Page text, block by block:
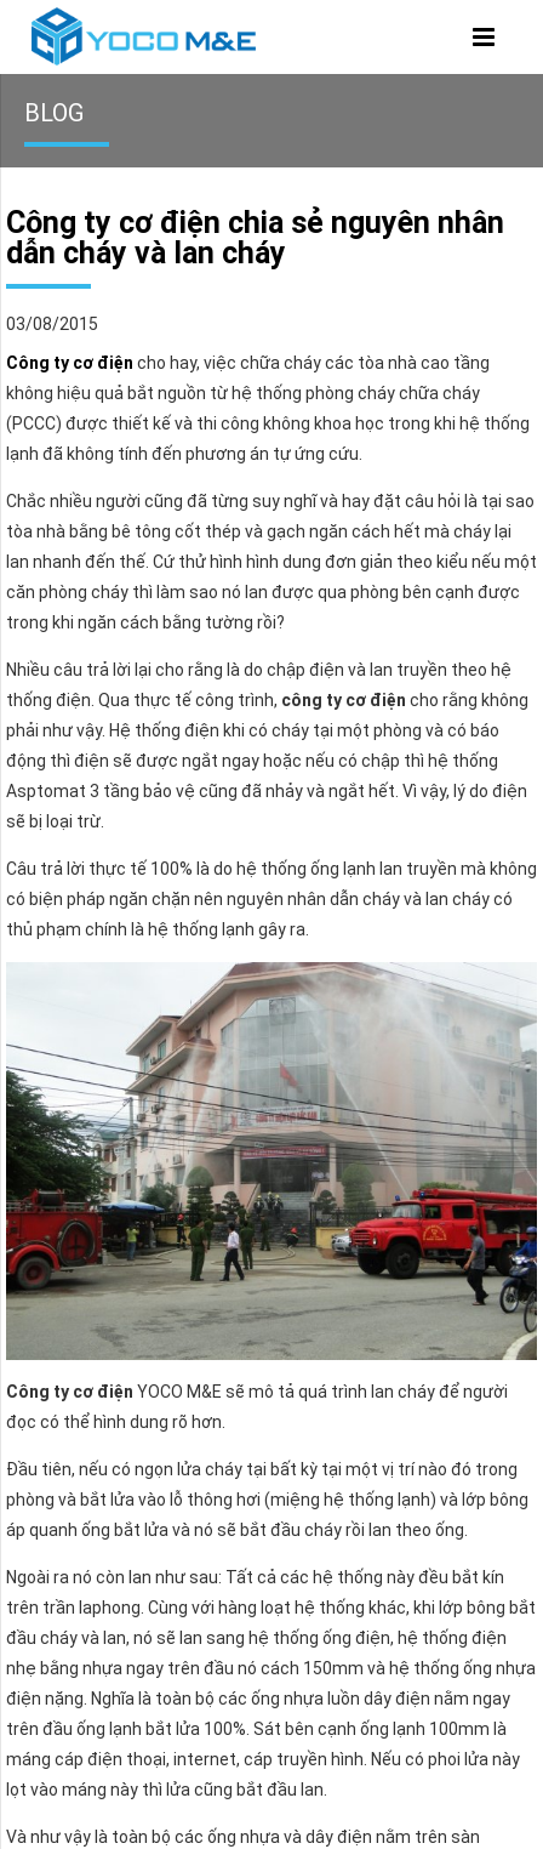
BLOG
Công ty cơ điện chia sẻ nguyên nhân
dẫn cháy và lan cháy
03/08/2015
Công ty cơ điện cho hay, việc chữa cháy các tòa nhà cao tầng
không hiệu quả bắt nguồn từ hệ thống phòng cháy chữa cháy
(PCCC) được thiết kế và thi công không khoa học trong khi hệ thống
lạnh đã không tính đến phương án tự ứng cứu.
Chắc nhiều người cũng đã từng suy nghĩ và hay đặt câu hỏi là tại sao
tòa nhà bằng bê tông cốt thép và gạch ngăn cách hết mà cháy lại
lan nhanh đến thế. Cứ thử hình hình dung đơn giản theo kiểu nếu một
căn phòng cháy thì làm sao nó lan được qua phòng bên cạnh được
trong khi ngăn cách bằng tường rồi?
Nhiều câu trả lời lại cho rằng là do chập điện và lan truyền theo hệ
thống điện. Qua thực tế công trình, công ty cơ điện cho rằng không
phải như vậy. Hệ thống điện khi có cháy tại một phòng và có báo
động thì điện sẽ được ngắt ngay hoặc nếu có chập thì hệ thống
Asptomat 3 tầng bảo vệ cũng đã nhảy và ngắt hết. Vì vậy, lý do điện
sẽ bị loại trừ.
Câu trả lời thực tế 100% là do hệ thống ống lạnh lan truyền mà không
có biện pháp ngăn chặn nên nguyên nhân dẫn cháy và lan cháy có
thủ phạm chính là hệ thống lạnh gây ra.
Công ty cơ điện YOCO M&E sẽ mô tả quá trình lan cháy để người
đọc có thể hình dung rõ hơn.
Đầu tiên, nếu có ngọn lửa cháy tại bất kỳ tại một vị trí nào đó trong
phòng và bắt lửa vào lỗ thông hơi (miệng hệ thống lạnh) và lớp bông
áp quanh ống bắt lửa và nó sẽ bắt đầu cháy rồi lan theo ống.
Ngoài ra nó còn lan như sau: Tất cả các hệ thống này đều bắt kín
trên trần laphong. Cùng với hàng loạt hệ thống khác, khi lớp bông bắt
đầu cháy và lan, nó sẽ lan sang hệ thống ống điện, hệ thống điện
nhẹ bằng nhựa ngay trên đầu nó cách 150mm và hệ thống ống nhựa
điện nặng. Nghĩa là toàn bộ các ống nhựa luồn dây điện nằm ngay
trên đầu ống lạnh bắt lửa 100%. Sát bên cạnh ống lạnh 100mm là
máng cáp điện thoại, internet, cáp truyền hình. Nếu có phoi lửa này
lọt vào máng này thì lửa cũng bắt đầu lan.
Và như vậy là toàn bộ các ống nhựa và dây điện nằm trên sàn